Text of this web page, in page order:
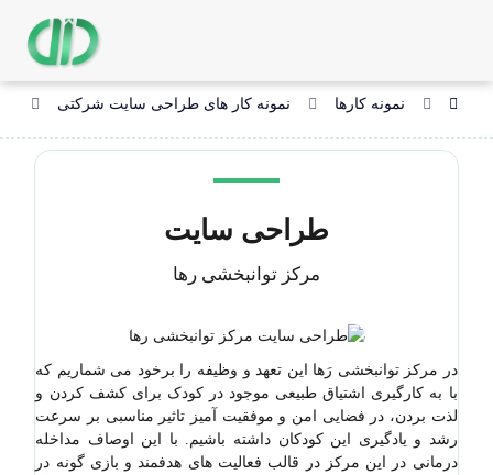
نمونه کارها نمونه کار های طراحی سایت شرکتی
طراحی سایت
مرکز توانبخشی رها
در مرکز توانبخشی رَها این تعهد و وظیفه را برخود می شماریم که
با به کارگیری اشتیاق طبیعی موجود در کودک برای کشف کردن و
لذت بردن، در فضایی امن و موفقیت آمیز تاثیر مناسبی بر سرعت
رشد و یادگیری این کودکان داشته باشیم. با این اوصاف مداخله
درمانی در این مرکز در قالب فعالیت های هدفمند و بازی گونه در